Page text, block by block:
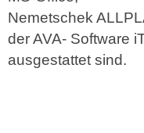
Nemetschek
der AVA- Software
ausgestattet sind.